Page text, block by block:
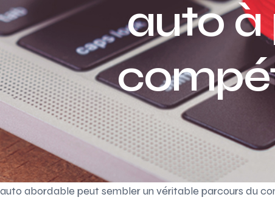
auto à
abordable peut sembler un véritable parcours du